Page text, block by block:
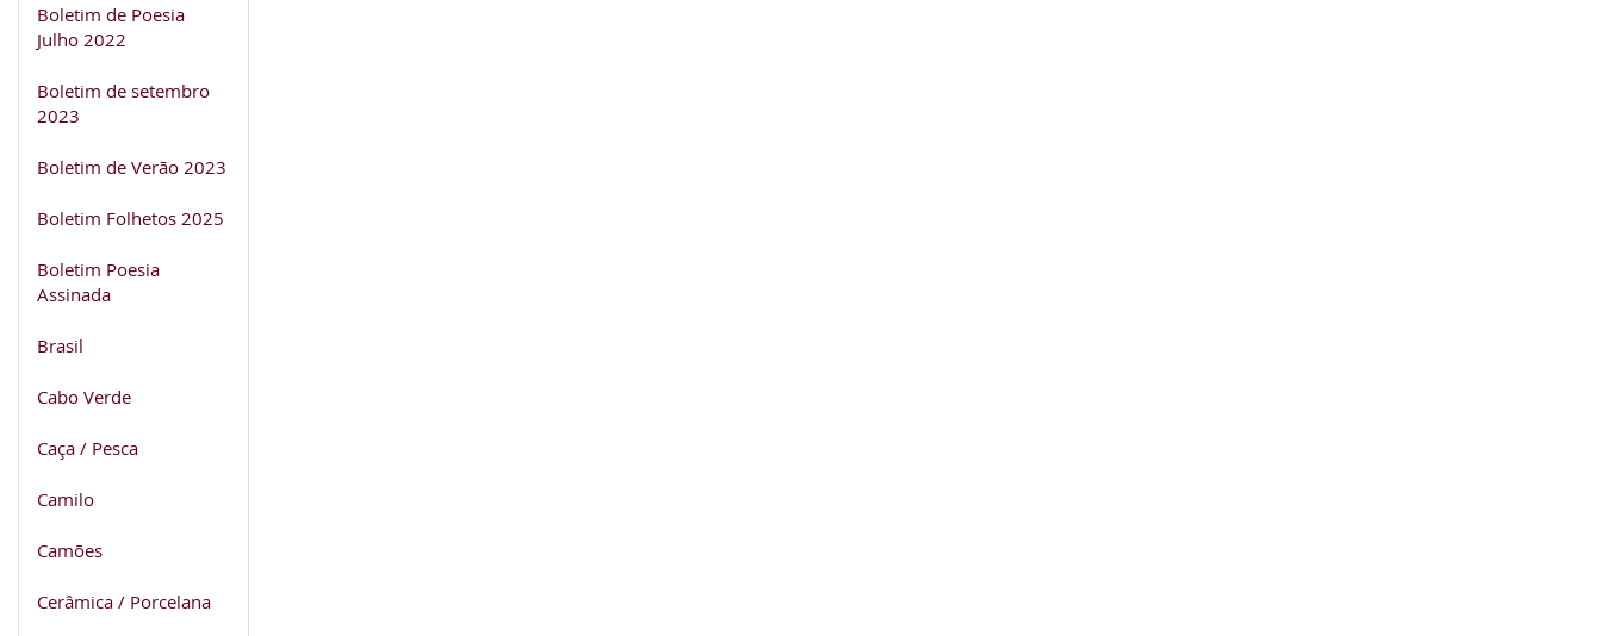
Boletim de Poesia
Julho 2022
Boletim de setembro
2023
Boletim de Verão 2023
Boletim Folhetos 2025
Boletim Poesia
Assinada
Brasil
Cabo Verde
Caça / Pesca
Camilo
Camões
Cerâmica / Porcelana